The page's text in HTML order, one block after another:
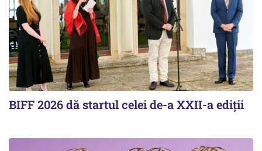
BIFF 2026 dă startul celei de-a XXII-a ediții